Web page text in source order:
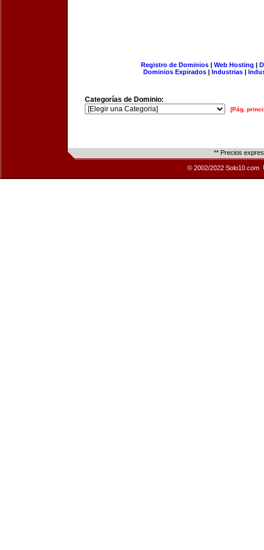
Registro de Dominios| Web Hosting |
Dominios Expirados | Industrias |
Categorías de Dominio:
[Pág.
** Precios
© 2002/2022 Solo10.com